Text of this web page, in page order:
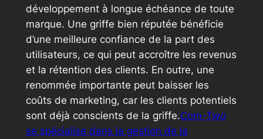
développement à longue échéance de toute
marque. Une griffe bien réputée bénéficie
d’une meilleure confiance de la part des
utilisateurs, ce qui peut accroître les revenus
et la rétention des clients. En outre, une
renommée importante peut baisser les
coûts de marketing, car les clients potentiels
sont déjà conscients de la griffe.Com-Two
se spécialise dans la gestion de la